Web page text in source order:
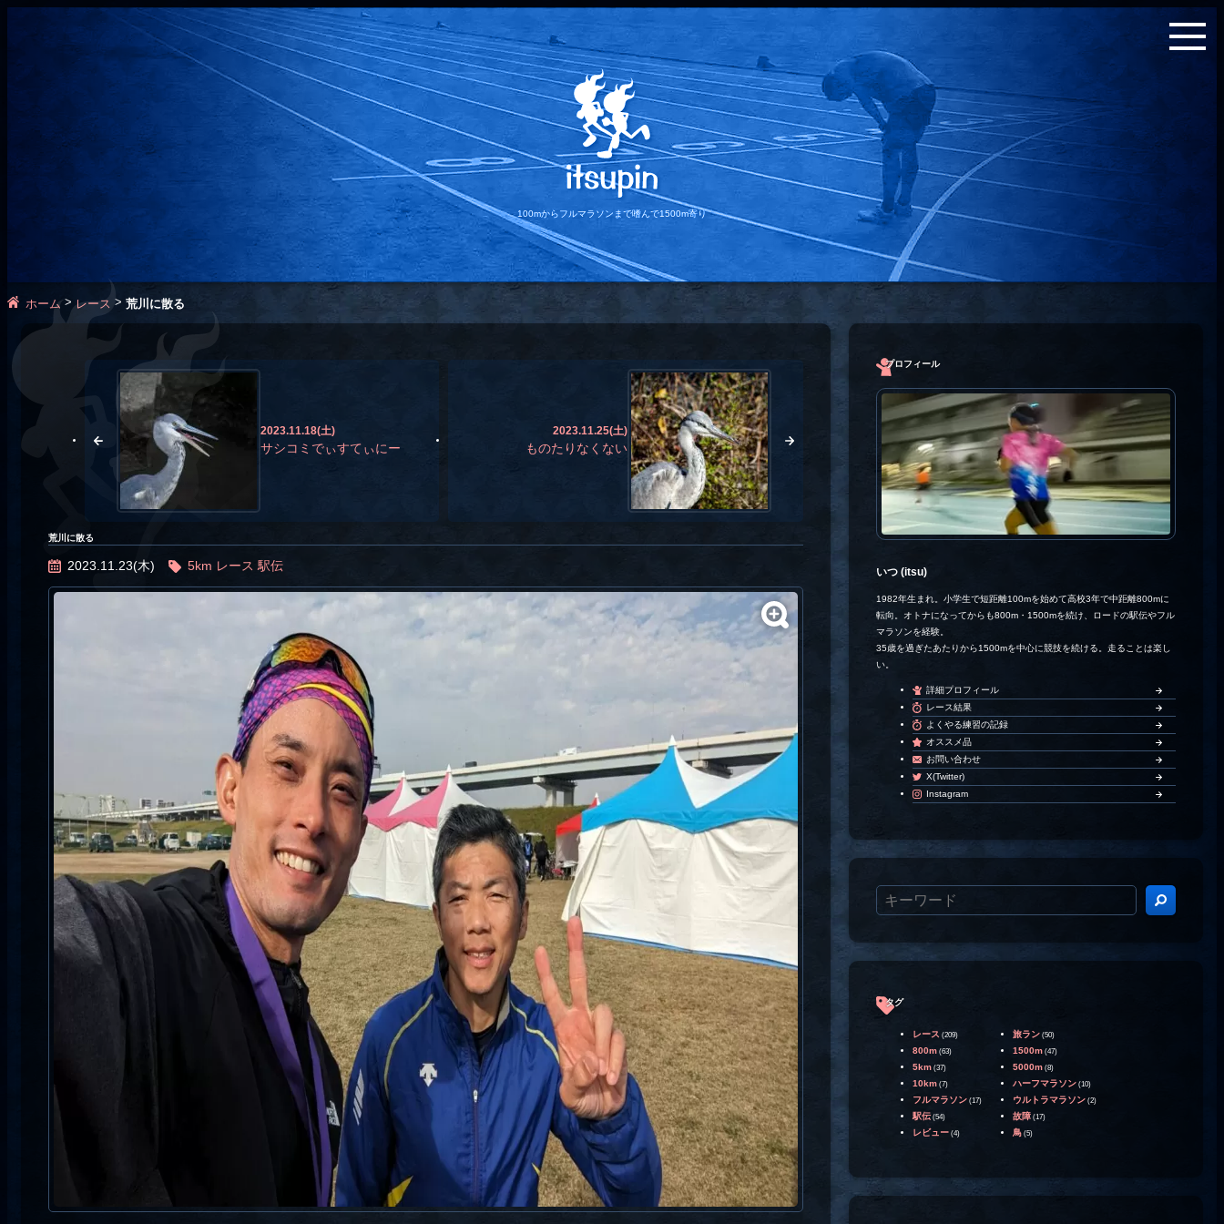
100mからフルマラソンまで嗜んで1500m寄り
ホーム> レース > 荒川に散る
2023.11.18(土)
サシコミでぃすてぃにー
2023.11.25(土)
ものたりなくない
荒川に散る
2023.11.23(木) 5km レース 駅伝
プロフィール
いつ (itsu)
1982年生まれ。小学生で短距離100mを始めて高校3年で中距離800mに
転向。オトナになってからも800m・1500mを続け、ロードの駅伝やフル
マラソンを経験。
35歳を過ぎたあたりから1500mを中心に競技を続ける。走ることは楽し
い。
詳細プロフィール
レース結果
よくやる練習の記録
オススメ品
お問い合わせ
X(Twitter)
Instagram
タグ
レース (209) 旅ラン(50)
800m(63) 1500m(47)
5km(37) 5000m(8)
10km(7) ハーフマラソン(10)
フルマラソン(17) ウルトラマラソン(2)
駅伝(54) 故障(17)
レビュー(4) 鳥(5)